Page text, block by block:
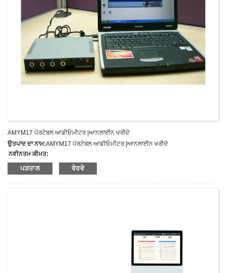
AMYM17 ਪੋਰਟੇਬਲ ਆਡੀਓਮੀਟਰ |ਆਨਲਾਈਨ ਖਰੀਦੋ
ਉਤਪਾਦ ਦਾ ਨਾਮ:AMYM17 ਪੋਰਟੇਬਲ ਆਡੀਓਮੀਟਰ |ਆਨਲਾਈਨ ਖਰੀਦੋ
ਨਵੀਨਤਮ ਕੀਮਤ:
ਮਾਡਲ ਨੰਬਰ:AMYM17
ਭਾਰ:ਸ਼ੁੱਧ ਭਾਰ: ਕਿਲੋਗ੍ਰਾਮ
ਪੜਤਾਲ ਵੇਰਵੇ